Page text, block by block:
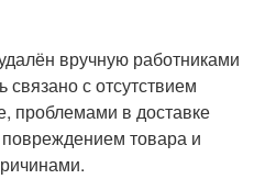
вручную работниками
с отсутствием
проблемами в доставке
товара и